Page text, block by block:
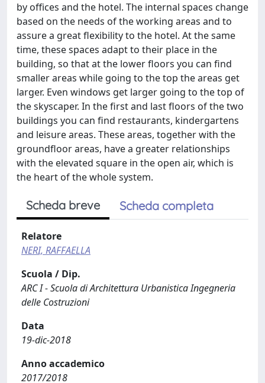
by offices and the hotel. The internal spaces change
based on the needs of the working areas and to
assure a great flexibility to the hotel. At the same
time, these spaces adapt to their place in the
building, so that at the lower floors you can find
smaller areas while going to the top the areas get
larger. Even windows get larger going to the top of
the skyscaper. In the first and last floors of the two
buildings you can find restaurants, kindergartens
and leisure areas. These areas, together with the
groundfloor areas, have a greater relationships
with the elevated square in the open air, which is
the heart of the whole system.
Scheda breve Scheda completa
Relatore
NERI, RAFFAELLA
Scuola / Dip.
ARC I - Scuola di Architettura Urbanistica Ingegneria
delle Costruzioni
Data
19-dic-2018
Anno accademico
2017/2018